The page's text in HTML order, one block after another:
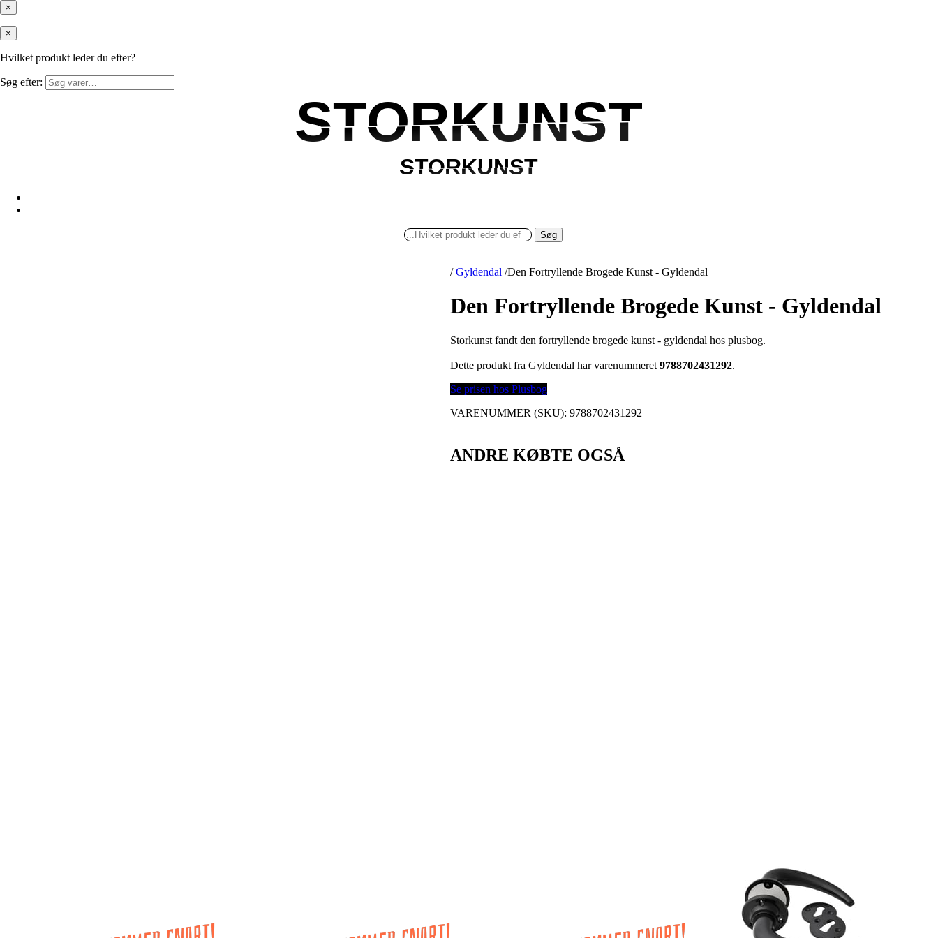
×
×
Hvilket produkt leder du efter?
Søg efter:
STORKUNST
STORKUNST
STORKUNST
STORKUNST
Søg
/ Gyldendal /Den Fortryllende Brogede Kunst - Gyldendal
Den Fortryllende Brogede Kunst - Gyldendal
Storkunst fandt den fortryllende brogede kunst - gyldendal hos plusbog.
Dette produkt fra Gyldendal har varenummeret9788702431292.
Se prisen hos Plusbog
VARENUMMER (SKU):9788702431292
ANDRE KØBTE OGSÅ